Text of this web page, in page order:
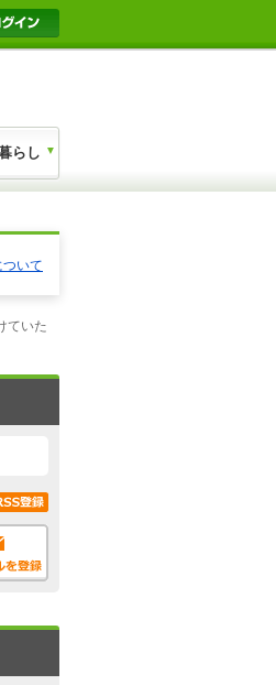
らし
いて
ていた